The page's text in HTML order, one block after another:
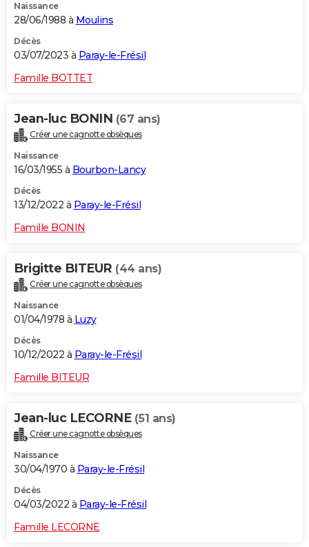
Naissance
28/06/1988 à Moulins
Décès
03/07/2023 à Paray-le-Frésil
Famille BOTTET
Jean-luc BONIN (67 ans)
Créer une cagnotte obsèques
Naissance
16/03/1955 à Bourbon-Lancy
Décès
13/12/2022 à Paray-le-Frésil
Famille BONIN
Brigitte BITEUR (44 ans)
Créer une cagnotte obsèques
Naissance
01/04/1978 à Luzy
Décès
10/12/2022 à Paray-le-Frésil
Famille BITEUR
Jean-luc LECORNE (51 ans)
Créer une cagnotte obsèques
Naissance
30/04/1970 à Paray-le-Frésil
Décès
04/03/2022 à Paray-le-Frésil
Famille LECORNE